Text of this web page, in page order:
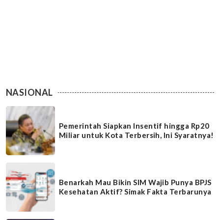
NASIONAL
Pemerintah Siapkan Insentif hingga Rp20
Miliar untuk Kota Terbersih, Ini Syaratnya!
Benarkah Mau Bikin SIM Wajib Punya BPJS
Kesehatan Aktif? Simak Fakta Terbarunya